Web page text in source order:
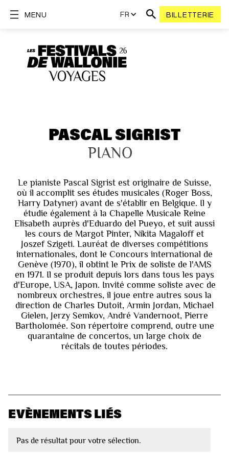
FR BILLETTERIE
MENU
PASCAL SIGRIST
PIANO
Le pianiste Pascal Sigrist est originaire de Suisse,
où il accomplit ses études musicales (Roger Boss,
Harry Datyner) avant de s'établir en Belgique. Il y
étudie également à la Chapelle Musicale Reine
Elisabeth auprès d'Eduardo del Pueyo, et suit aussi
les cours de Margot Pinter, Nikita Magaloff et
Joszef Szigeti. Lauréat de diverses compétitions
internationales, dont le Concours international de
Genève (1970), il obtint le Prix de soliste de l'AMS
en 1971. Il se produit depuis lors dans tous les pays
d'Europe, USA, Japon. Invité comme soliste avec de
nombreux orchestres, il joue entre autres sous la
direction de Charles Dutoit, Armin Jordan, Michael
Gielen, Jerzy Semkov, André Vandernoot, Pierre
Bartholomée. Son répertoire comprend, outre une
quarantaine de concertos, un large choix de
récitals de toutes périodes.
EVÈNEMENTS LIÉS
Pas de résultat pour votre sélection.